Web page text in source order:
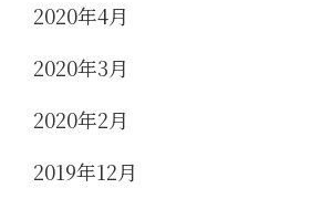
2020年4月
2020年3月
2020年2月
2019年12月